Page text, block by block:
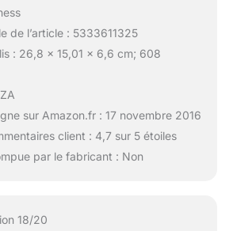
de l’article : 5333611325
: 26,8 x 15,01 x 6,6 cm; 608
sur Amazon.fr : 17 novembre 2016
client : 4,7 sur 5 étoiles
par le fabricant : Non
18/20